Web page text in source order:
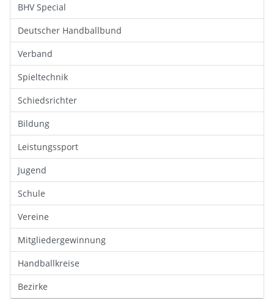
BHV Special
Deutscher Handballbund
Verband
Spieltechnik
Schiedsrichter
Bildung
Leistungssport
Jugend
Schule
Vereine
Mitgliedergewinnung
Handballkreise
Bezirke